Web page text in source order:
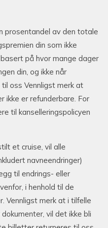
prosentandel av den totale
din som ikke
på hvor mange dager
din, og ikke når
oss Vennligst merk at
ikke er refunderbare. For
til kanselleringspolicyen
et cruise, vil alle
navneendringer)
til endrings- eller
i henhold til de
Vennligst merk at i tilfelle
vil det ikke bli